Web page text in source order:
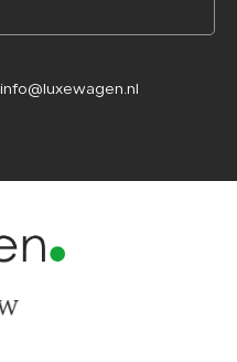
info@luxewagen.nl